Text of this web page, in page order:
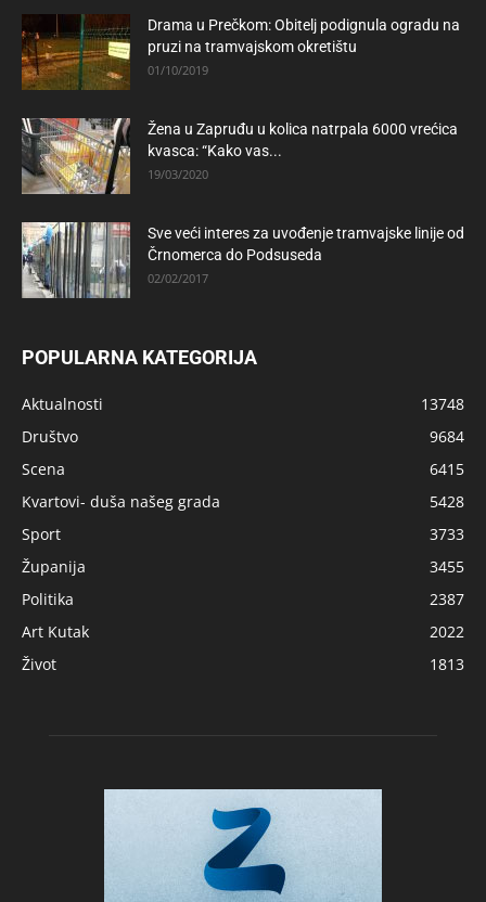
Drama u Prečkom: Obitelj podignula ogradu na
pruzi na tramvajskom okretištu
01/10/2019
Žena u Zapruđu u kolica natrpala 6000 vrećica
kvasca: “Kako vas...
19/03/2020
Sve veći interes za uvođenje tramvajske linije od
Črnomerca do Podsuseda
02/02/2017
POPULARNA KATEGORIJA
Aktualnosti
13748
Društvo
9684
Scena
6415
Kvartovi- duša našeg grada
5428
Sport
3733
Županija
3455
Politika
2387
Art Kutak
2022
Život
1813